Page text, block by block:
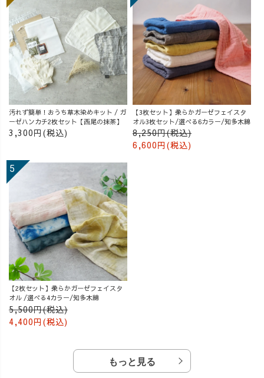
汚れず簡単！おうち草木染めキット / ガ
ーゼハンカチ2枚セット【西尾の抹茶】
3,300円(税込)
【3枚セット】柔らかガーゼフェイスタ
オル3枚セット/選べる6カラー/知多木綿
8,250円(税込)
6,600円(税込)
【2枚セット】柔らかガーゼフェイスタ
オル /選べる4カラー/知多木綿
5,500円(税込)
4,400円(税込)
もっと見る